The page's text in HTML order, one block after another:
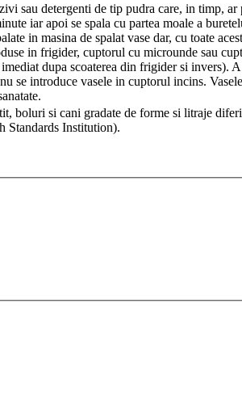
sau detergenti de tip pudra care, in timp,
iar apoi se spala cu partea moale a
in masina de spalat vase dar, cu toate
in frigider, cuptorul cu microunde sau
dupa scoaterea din frigider si invers).
se introduce vasele in cuptorul incins.
boluri si cani gradate de forme si litraje
Standards Institution).